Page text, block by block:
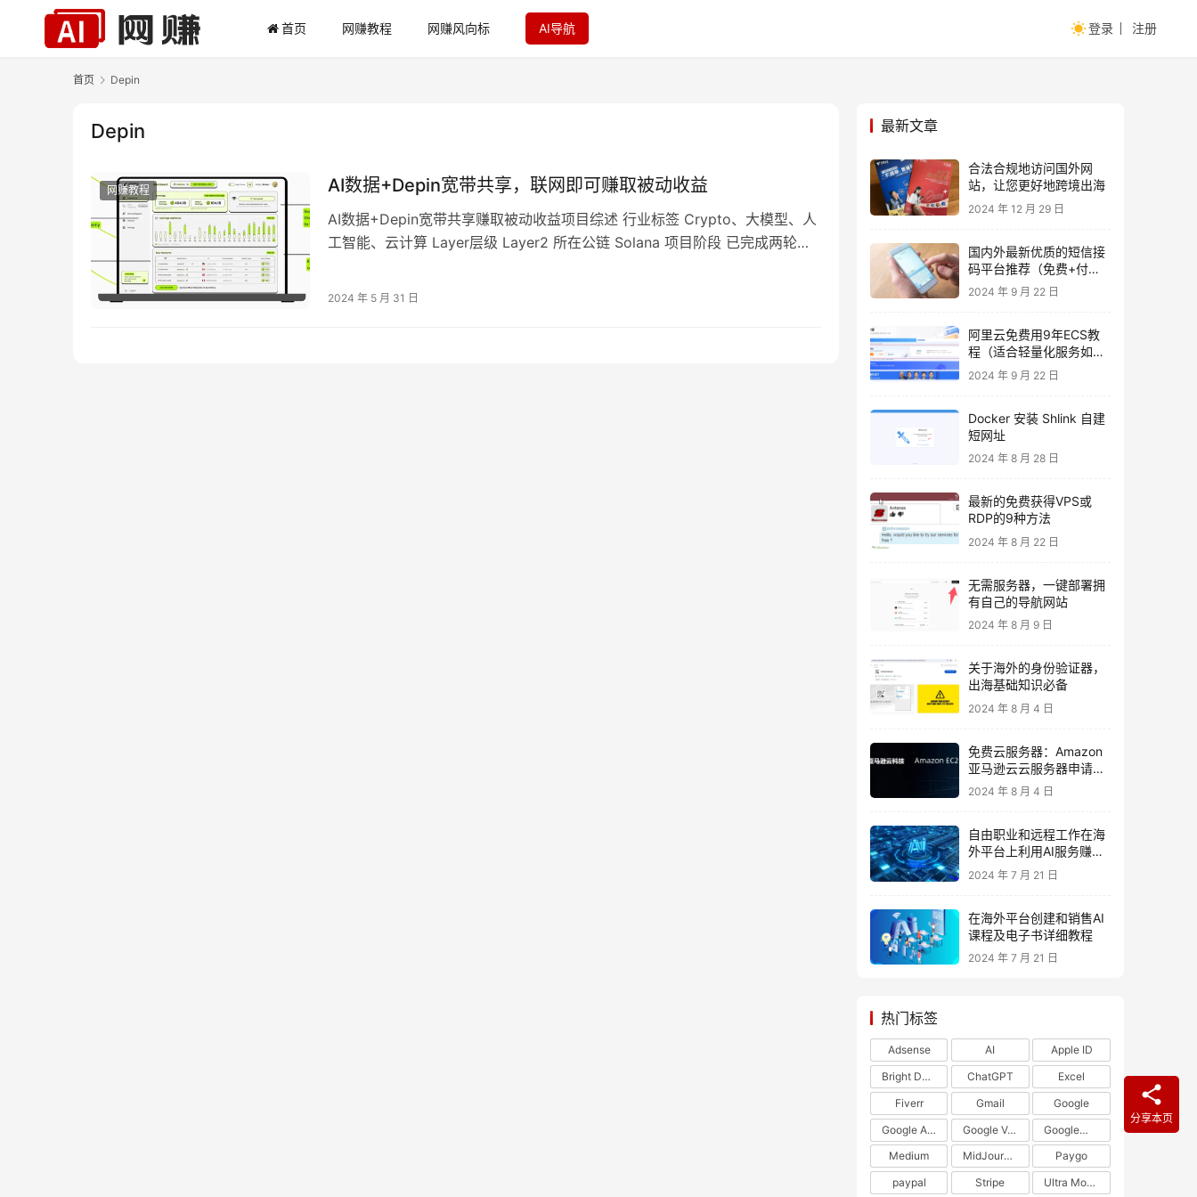
首页 网赚教程 网赚风向标 AI导航 登录 注册
首页 Depin
Depin
网赚教程 AI数据+Depin宽带共享，联网即可赚取被动收益
AI数据+Depin宽带共享赚取被动收益项目综述 行业标签 Crypto、大模型、人
工智能、云计算 Layer层级 Layer2 所在公链 Solana 项目阶段 已完成两轮融
2024 年 5 月 31 日
最新文章
合法合规地访问国外网
站，让您更好地跨境出海
2024 年 12 月 29 日
国内外最新优质的短信接
码平台推荐（免费+付
费）
2024 年 9 月 22 日
阿里云免费用9年ECS教
程（适合轻量化服务如
FRP)
2024 年 9 月 22 日
Docker 安装 Shlink 自建
短网址
2024 年 8 月 28 日
最新的免费获得VPS或
RDP的9种方法
2024 年 8 月 22 日
无需服务器，一键部署拥
有自己的导航网站
2024 年 8 月 9 日
关于海外的身份验证器，
出海基础知识必备
2024 年 8 月 4 日
免费云服务器：Amazon
亚马逊云云服务器申请与
使用教程
2024 年 8 月 4 日
自由职业和远程工作在海
外平台上利用AI服务赚美
元
2024 年 7 月 21 日
在海外平台创建和销售AI
课程及电子书详细教程
2024 年 7 月 21 日
热门标签
Adsense AI
Apple ID
Bright Data
ChatGPT
Excel
Fiverr
Gmail
Google
Google Adsense
Google Voice
Google开发者
Medium
MidJourney
Paygo
paypal
Stripe Ultra Mobile
分享本页